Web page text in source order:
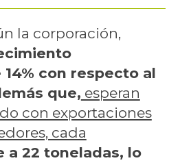
la corporación,
con respecto al
que, esperan
con exportaciones
cada
a 22 toneladas, lo